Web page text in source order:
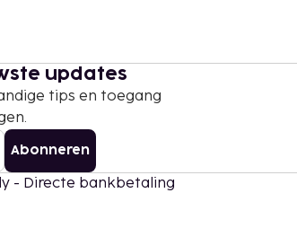
updates
tips en toegang
Abonneren